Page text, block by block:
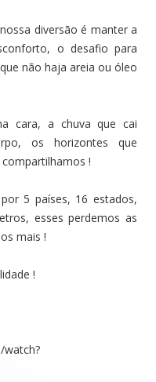
diversão é manter a
o desafio para
não haja areia ou óleo
cara, a chuva que cai
os horizontes que
!
5 países, 16 estados,
esses perdemos as
mais !
!